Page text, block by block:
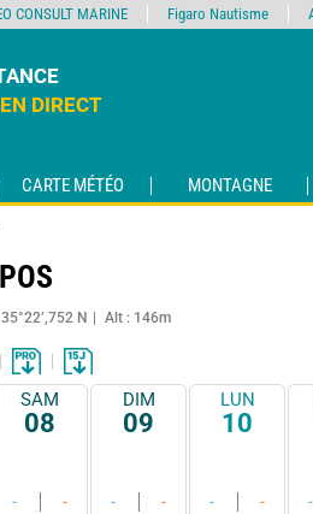
DIRECT
CARTE MÉTÉO MONTAGNE
N Alt : 146m
SAM
08
- -
DIM
09
- -
LUN
10
- - -
CONSULT MARINE Figaro Nautisme